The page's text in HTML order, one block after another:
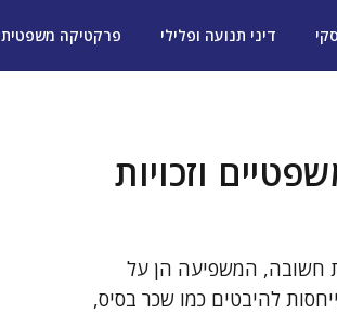
דיני תנועה ופלילי פרקטיקה משפטית
וזכויות
חשובה, המשפיעה הן על
להיבטים כמו שכר בסיס,